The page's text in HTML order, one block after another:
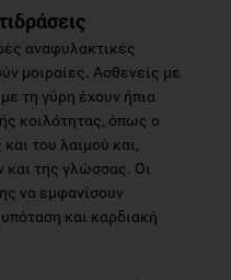
αναφυλακτικές
μοιραίες. Ασθενείς με
τη γύρη έχουν ήπια
κοιλότητας, όπως ο
του λαιμού και,
και της γλώσσας. Οι
να εμφανίσουν
και καρδιακή